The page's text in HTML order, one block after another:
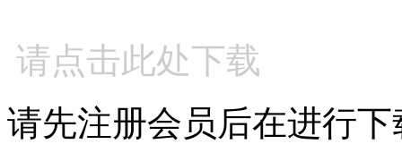
请点击此处下载
请先注册会员后在进行下